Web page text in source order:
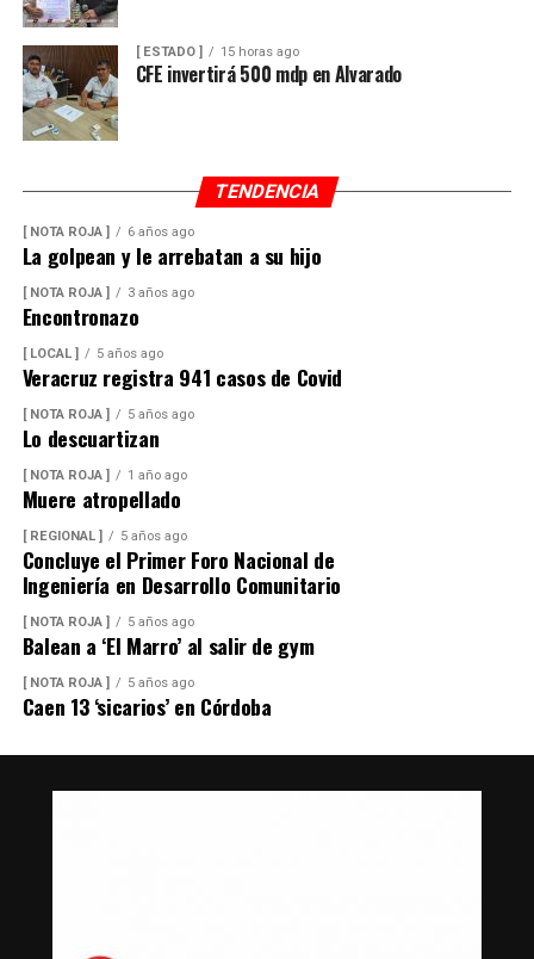
[ ESTADO ] 15 horas ago
CFE invertirá 500 mdp en Alvarado
TENDENCIA
[ NOTA ROJA ] 6 años ago
La golpean y le arrebatan a su hijo
[ NOTA ROJA ] 3 años ago
Encontronazo
[ LOCAL ] 5 años ago
Veracruz registra 941 casos de Covid
[ NOTA ROJA ] 5 años ago
Lo descuartizan
[ NOTA ROJA ] 1 año ago
Muere atropellado
[ REGIONAL ] 5 años ago
Concluye el Primer Foro Nacional de
Ingeniería en Desarrollo Comunitario
[ NOTA ROJA ] 5 años ago
Balean a ‘El Marro’ al salir de gym
[ NOTA ROJA ] 5 años ago
Caen 13 ‘sicarios’ en Córdoba